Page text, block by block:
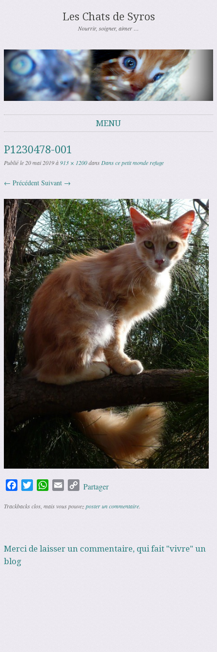
Les Chats de Syros
Nourrir, soigner, aimer …
MENU
P1230478-001
Publié le20 mai 2019à913 × 1200dansDans ce petit monde refuge
← Précédent Suivant →
FacebookTwitterWhatsApp
Email Copy
Partager
Trackbacks clos, mais vous pouvezposter un commentaire
Merci de laisser un commentaire, qui fait "vivre" un
blog